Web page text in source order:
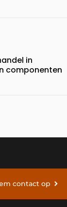
in
componenten
contact op